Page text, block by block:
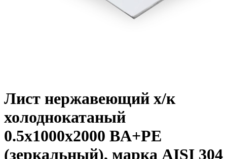
Лист нержавеющий х/к
холоднокатаный
0.5х1000х2000 BA+PE
(зеркальный), марка AISI 304